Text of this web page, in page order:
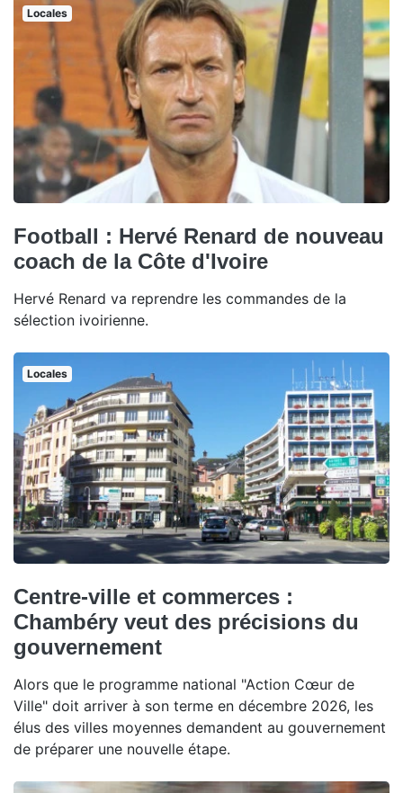
Locales
Football : Hervé Renard de nouveau
coach de la Côte d'Ivoire
Hervé Renard va reprendre les commandes de la
sélection ivoirienne.
Locales
Centre-ville et commerces :
Chambéry veut des précisions du
gouvernement
Alors que le programme national "Action Cœur de
Ville" doit arriver à son terme en décembre 2026, les
élus des villes moyennes demandent au gouvernement
de préparer une nouvelle étape.